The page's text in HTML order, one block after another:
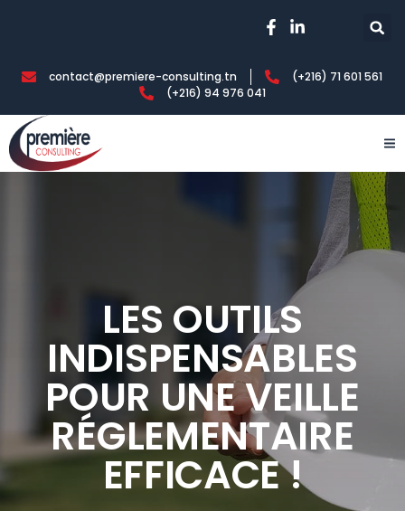
contact@premiere-consulting.tn
(+216) 71 601 561
(+216) 94 976 041
LES OUTILS
INDISPENSABLES
POUR UNE VEILLE
RÉGLEMENTAIRE
EFFICACE !